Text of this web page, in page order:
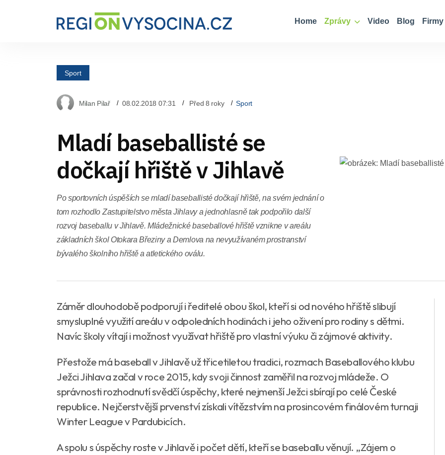
Home Zprávy Video Blog Firmy
Sport
Milan Pilař 08.02.2018 07:31 Před 8 roky Sport
Mladí baseballisté se
dočkají hřiště v Jihlavě
Po sportovních úspěších se mladí baseballisté dočkají hřiště, na svém jednání o
tom rozhodlo Zastupitelstvo města Jihlavy a jednohlasně tak podpořilo další
rozvoj baseballu v Jihlavě. Mládežnické baseballové hřiště vznikne v areálu
základních škol Otokara Březiny a Demlova na nevyužívaném prostranství
bývalého školního hřiště a atletického oválu.
Záměr dlouhodobě podporují i ředitelé obou škol, kteří si od nového hřiště slibují
smysluplné využití areálu v odpoledních hodinách i jeho oživení pro rodiny s dětmi.
Navíc školy vítají i možnost využívat hřiště pro vlastní výuku či zájmové aktivity.
Přestože má baseball v Jihlavě už třicetiletou tradici, rozmach Baseballového klubu
Ježci Jihlava začal v roce 2015, kdy svoji činnost zaměřil na rozvoj mládeže. O
správnosti rozhodnutí svědčí úspěchy, které nejmenší Ježci sbírají po celé České
republice. Nejčerstvější prvenství získali vítězstvím na prosincovém finálovém turnaji
Winter League v Pardubicích.
A spolu s úspěchy roste v Jihlavě i počet dětí, kteří se baseballu věnují. „Zájem o